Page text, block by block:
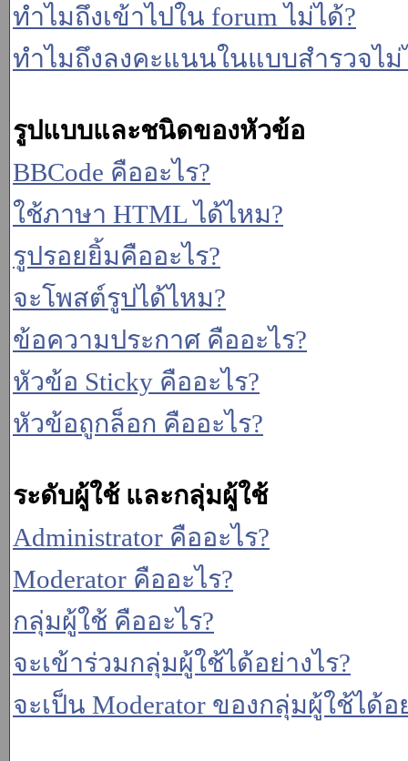
ทำไมถึงเข้าไปใน forum ไม่ได้?
ทำไมถึงลงคะแนนในแบบสำรวจไม่
รูปแบบและชนิดของหัวข้อ
BBCode คืออะไร?
ใช้ภาษา HTML ได้ไหม?
รูปรอยยิ้มคืออะไร?
จะโพสต์รูปได้ไหม?
ข้อความประกาศ คืออะไร?
หัวข้อ Sticky คืออะไร?
หัวข้อถูกล็อก คืออะไร?
ระดับผู้ใช้ และกลุ่มผู้ใช้
Administrator คืออะไร?
Moderator คืออะไร?
กลุ่มผู้ใช้ คืออะไร?
จะเข้าร่วมกลุ่มผู้ใช้ได้อย่างไร?
จะเป็น Moderator ของกลุ่มผู้ใช้ได้อ